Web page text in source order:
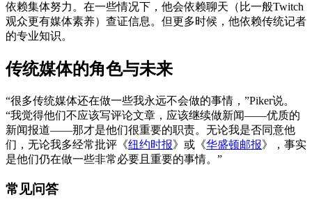
依赖集体努力。在一些情况下，他会依赖聊天（比一般Twitch
观众更有媒体素养）查证信息。但更多时候，他依赖传统记者
的专业知识。
传统媒体的角色与未来
“很多传统媒体还在做一些我永远不会做的事情，”Piker说。
“我觉得他们不应该写评论文章，应该继续做新闻——优质的
新闻报道——那才是他们很重要的职责。无论我是否同意他
们，无论我多经常批评《纽约时报》或《华盛顿邮报》，事实
是他们仍在做一些非常必要且重要的事情。”
常见问答